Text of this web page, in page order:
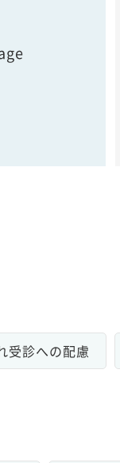
受診への配慮